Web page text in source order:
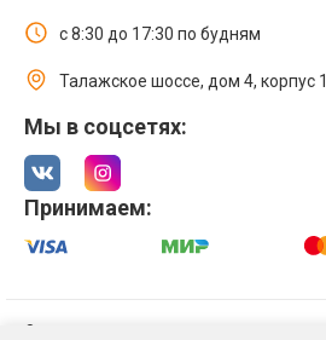
с 8:30 до 17:30 по будням
Талажское шоссе, дом 4, корпус 1
Мы в соцсетях:
Принимаем: